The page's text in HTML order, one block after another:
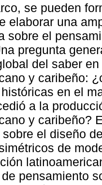
se pueden
elaborar una
sobre el
pregunta
del saber
y caribeño:
en el
a la
y caribeño?
el diseño
de
pensamiento